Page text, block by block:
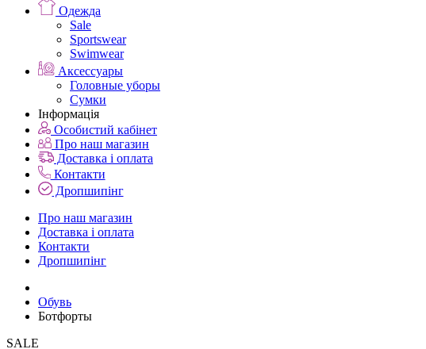
Одежда
Sale
Sportswear
Swimwear
Аксессуары
Головные уборы
Сумки
Інформація
Особистий кабінет
Про наш магазин
Доставка і оплата
Контакти
Дропшипінг
Про наш магазин
Доставка і оплата
Контакти
Дропшипінг
Обувь
Ботфорты
SALE